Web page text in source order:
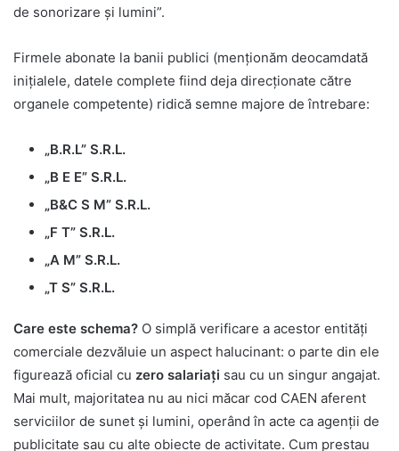
de sonorizare și lumini”.
Firmele abonate la banii publici (menționăm deocamdată
inițialele, datele complete fiind deja direcționate către
organele competente) ridică semne majore de întrebare:
„B.R.L” S.R.L.
„B E E” S.R.L.
„B&C S M” S.R.L.
„F T” S.R.L.
„A M” S.R.L.
„T S” S.R.L.
Care este schema? O simplă verificare a acestor entități
comerciale dezvăluie un aspect halucinant: o parte din ele
figurează oficial cu zero salariați sau cu un singur angajat.
Mai mult, majoritatea nu au nici măcar cod CAEN aferent
serviciilor de sunet și lumini, operând în acte ca agenții de
publicitate sau cu alte obiecte de activitate. Cum prestau